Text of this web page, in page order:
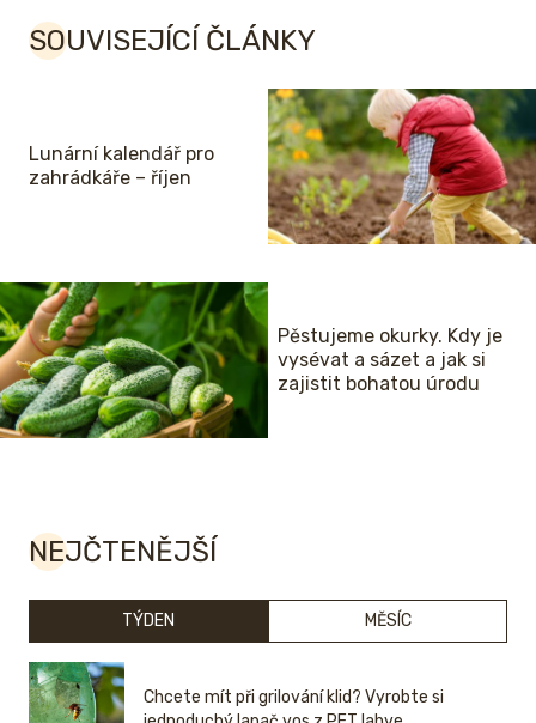
SOUVISEJÍCÍ ČLÁNKY
Lunární kalendář pro
zahrádkáře – říjen
Pěstujeme okurky. Kdy je
vysévat a sázet a jak si
zajistit bohatou úrodu
NEJČTENĚJŠÍ
TÝDEN MĚSÍC
Chcete mít při grilování klid? Vyrobte si